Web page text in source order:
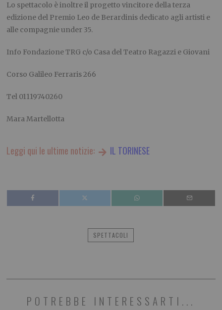
Lo spettacolo è inoltre il progetto vincitore della terza
edizione del Premio Leo de Berardinis dedicato agli artisti e
alle compagnie under 35.
Info Fondazione TRG c/o Casa del Teatro Ragazzi e Giovani
Corso Galileo Ferraris 266
Tel 01119740260
Mara Martellotta
Leggi qui le ultime notizie: IL TORINESE
SPETTACOLI
POTREBBE INTERESSARTI...